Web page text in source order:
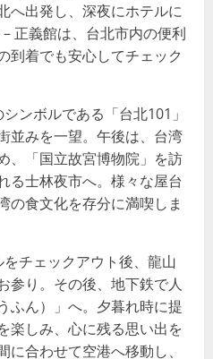
へ出発し、深夜にホテルに
正義館は、台北市内の便利
到着でも安心してチェック
ンボルである「台北101」
並みを一望。午後は、台湾
、「国立故宮博物院」を訪
る士林夜市へ。様々な屋台
の食文化を存分に満喫しま
をチェックアウト後、龍山
参り。その後、地下鉄で人
ふん）」へ。夕暮れ時に提
楽しみ、心に残る思い出を
合わせて空港へ移動し、